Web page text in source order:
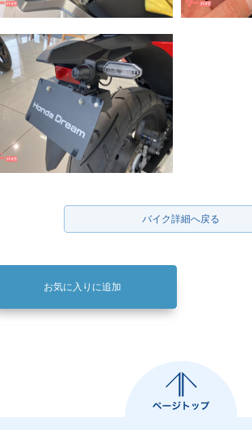
バイク詳細へ戻る
お気に入りに追加